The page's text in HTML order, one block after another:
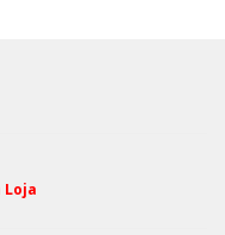
Loja